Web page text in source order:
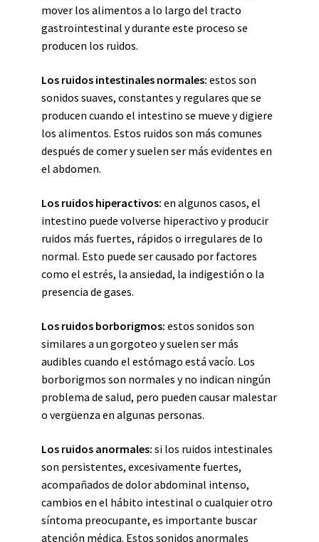
mover los alimentos a lo largo del tracto
gastrointestinal y durante este proceso se
producen los ruidos.
Los ruidos intestinales normales: estos son
sonidos suaves, constantes y regulares que se
producen cuando el intestino se mueve y digiere
los alimentos. Estos ruidos son más comunes
después de comer y suelen ser más evidentes en
el abdomen.
Los ruidos hiperactivos: en algunos casos, el
intestino puede volverse hiperactivo y producir
ruidos más fuertes, rápidos o irregulares de lo
normal. Esto puede ser causado por factores
como el estrés, la ansiedad, la indigestión o la
presencia de gases.
Los ruidos borborigmos: estos sonidos son
similares a un gorgoteo y suelen ser más
audibles cuando el estómago está vacío. Los
borborigmos son normales y no indican ningún
problema de salud, pero pueden causar malestar
o vergüenza en algunas personas.
Los ruidos anormales: si los ruidos intestinales
son persistentes, excesivamente fuertes,
acompañados de dolor abdominal intenso,
cambios en el hábito intestinal o cualquier otro
síntoma preocupante, es importante buscar
atención médica. Estos sonidos anormales